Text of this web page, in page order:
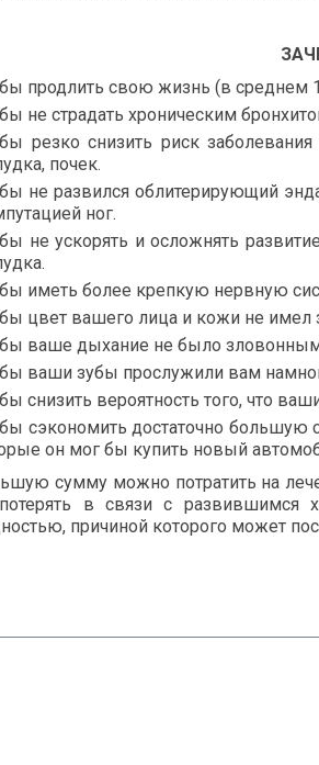
продлить свою жизнь (в среднем
не страдать хроническим
резко снизить риск
почек.
не развился облитерирующий
ног.
не ускорять и осложнять
иметь более крепкую нервную
цвет вашего лица и кожи не
ваше дыхание не было
ваши зубы прослужили вам
снизить вероятность того, что
сэкономить достаточно большую
он мог бы купить новый
сумму можно потратить на
в связи с развившимся
причиной которого может